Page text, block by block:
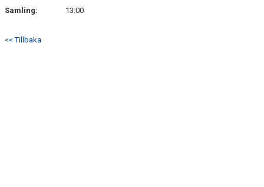
Samling:
13:00
<< Tillbaka